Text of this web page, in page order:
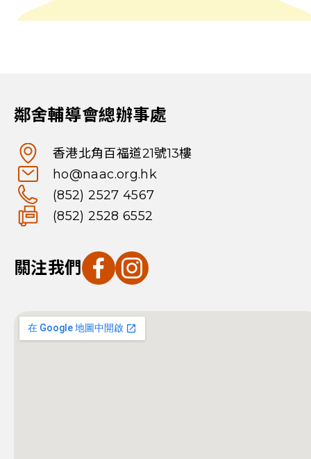
鄰舍輔導會總辦事處
香港北角百福道21號13樓
ho@naac.org.hk
(852) 2527 4567
(852) 2528 6552
關注我們